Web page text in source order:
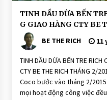
H
O
Ạ
Đ
Ộ
G
TINH DẦU DỪA BẾN
G GIAO HÀNG CTY BE
BE THE RICH
11
TINH DẦU DỪA BẾN TRE
CTY BE THE RICH THÁNG 2/
Coco bước vào tháng 2/
mọi hoạt động công việc